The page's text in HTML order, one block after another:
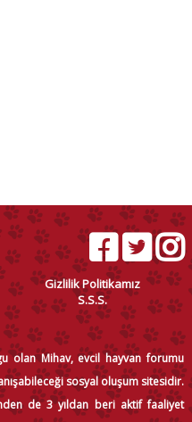
Gizlilik Politikamız
S.S.S.
olan Mihav, evcil hayvan forumu
sosyal oluşum sitesidir.
de 3 yıldan beri aktif faaliyet